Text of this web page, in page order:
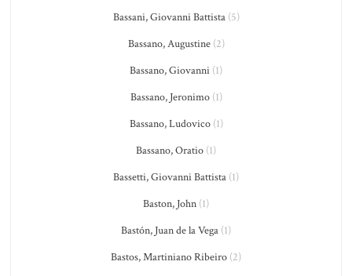
Bassani, Giovanni Battista(5)
Bassano, Augustine(2)
Bassano, Giovanni (1)
Bassano, Jeronimo(1)
Bassano, Ludovico(1)
Bassano, Oratio (1)
Bassetti, Giovanni Battista (1)
Baston, John (1)
Bastón, Juan de la Vega (1)
Bastos, Martiniano Ribeiro (2)